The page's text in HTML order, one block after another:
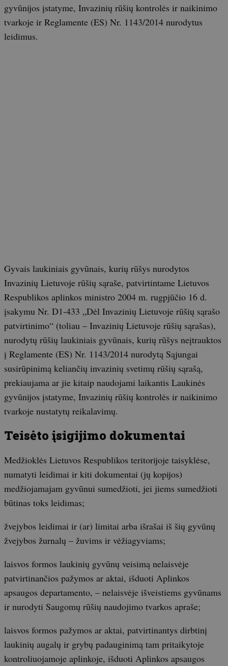
gyvūnijos įstatyme, Invazinių rūšių kontrolės ir naikinimo
tvarkoje ir Reglamente (ES) Nr. 1143/2014 nurodytus
leidimus.
Gyvais laukiniais gyvūnais, kurių rūšys nurodytos
Invazinių Lietuvoje rūšių sąraše, patvirtintame Lietuvos
Respublikos aplinkos ministro 2004 m. rugpjūčio 16 d.
įsakymu Nr. D1-433 „Dėl Invazinių Lietuvoje rūšių sąrašo
patvirtinimo“ (toliau – Invazinių Lietuvoje rūšių sąrašas),
nurodytų rūšių laukiniais gyvūnais, kurių rūšys neįtrauktos
į Reglamente (ES) Nr. 1143/2014 nurodytą Sąjungai
susirūpinimą keliančių invazinių svetimų rūšių sąrašą,
prekiaujama ar jie kitaip naudojami laikantis Laukinės
gyvūnijos įstatyme, Invazinių rūšių kontrolės ir naikinimo
tvarkoje nustatytų reikalavimų.
Teisėto įsigijimo dokumentai
Medžioklės Lietuvos Respublikos teritorijoje taisyklėse,
numatyti leidimai ir kiti dokumentai (jų kopijos)
medžiojamajam gyvūnui sumedžioti, jei jiems sumedžioti
būtinas toks leidimas;
žvejybos leidimai ir (ar) limitai arba išrašai iš šių gyvūnų
žvejybos žurnalų – žuvims ir vėžiagyviams;
laisvos formos laukinių gyvūnų veisimą nelaisvėje
patvirtinančios pažymos ar aktai, išduoti Aplinkos
apsaugos departamento, – nelaisvėje išveistiems gyvūnams
ir nurodyti Saugomų rūšių naudojimo tvarkos apraše;
laisvos formos pažymos ar aktai, patvirtinantys dirbtinį
laukinių augalų ir grybų padauginimą tam pritaikytoje
kontroliuojamoje aplinkoje, išduoti Aplinkos apsaugos